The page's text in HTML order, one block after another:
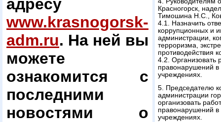
адресу
www.krasnogorsk-
adm.ru. На ней вы
можете
ознакомится с
последними
новостями о
Красногорск,
Тимошина Н.С.,
4.1. Назначить
коррупционных и
администрации,
терроризма,
противодействия
4.2. Организовать
правонарушений
учреждениях.
5. Председателю
администрации
организовать
правонарушений
учреждениях.